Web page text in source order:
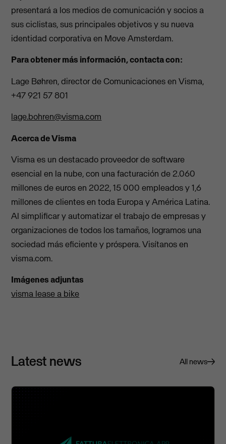
presentará a los medios de comunicación y socios a
sus ciclistas, sus principales objetivos y su nueva
identidad corporativa en Move Amsterdam.
Para obtener más información, contacta con:
Lage Bøhren, director de Comunicaciones en Visma,
+47 921 57 801
lage.bohren@visma.com
Acerca de Visma
Visma es un destacado proveedor de software
esencial en la nube, con una facturación de 2.060
millones de euros en 2022, 15 000 empleados y 1,6
millones de clientes en toda Europa y América Latina.
Al simplificar y automatizar el trabajo de empresas y
organizaciones de todos los tamaños, logramos una
sociedad más eficiente y próspera. Visítanos en
visma.com.
Imágenes adjuntas
visma lease a bike
Latest news All news